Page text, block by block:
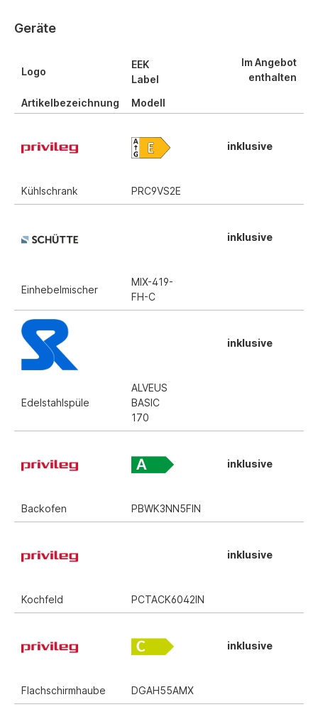
Geräte
Logo
Artikelbezeichnung Modell
Im Angebot
enthalten
EEK
Label
Kühlschrank PRC9VS2E
inklusive
Einhebelmischer
MIX-419-
FH-C
inklusive
Edelstahlspüle
ALVEUS
BASIC
170
inklusive
Backofen PBWK3NN5FIN
inklusive
Kochfeld PCTACK6042IN
inklusive
Flachschirmhaube DGAH55AMX
inklusive